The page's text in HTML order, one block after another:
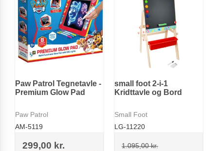
Paw Patrol Tegnetavle -
Premium Glow Pad
Paw Patrol
AM-5119
299,00 kr.
small foot 2-i-1
Kridttavle og Bord
Small Foot
LG-11220
1.095,00 kr.